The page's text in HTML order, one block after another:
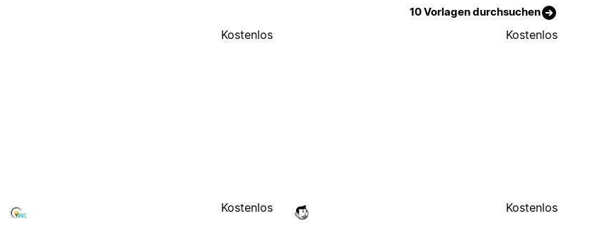
10 Vorlagen durchsuchen
Kostenlos Kostenlos
Kostenlos Kostenlos